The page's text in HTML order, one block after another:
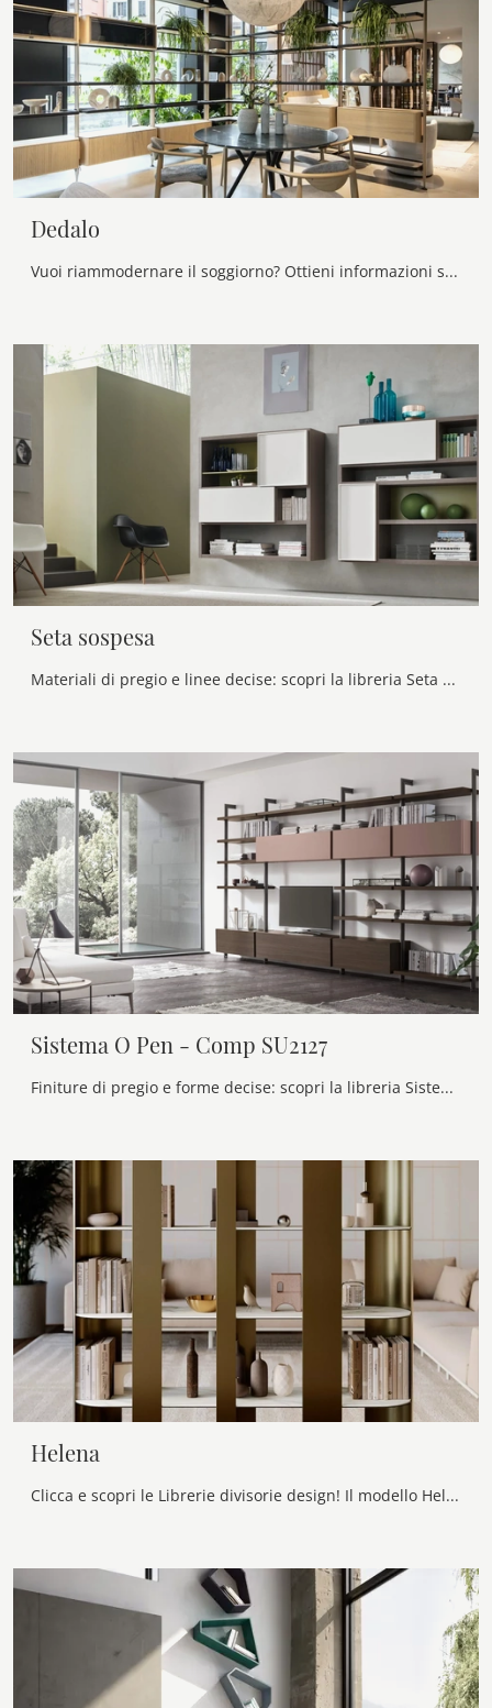
Dedalo
Vuoi riammodernare il soggiorno? Ottieni informazioni sulle librerie design divisorie e arreda i tuoi spazi con il modello Dedalo.
Seta sospesa
Materiali di pregio e linee decise: scopri la libreria Seta sospesa di Maronese tra le più originali Librerie moderne sospese.
Sistema O Pen - Comp SU2127
Finiture di pregio e forme decise: scopri la libreria Sistema O Pen - Comp SU2127 di Maronese tra le più esclusive Librerie moderne componibili.
Helena
Clicca e scopri le Librerie divisorie design! Il modello Helena Bontempi saprà completare un living pratico e operativo.